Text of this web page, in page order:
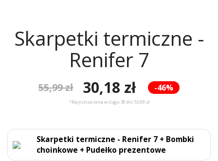
Skarpetki termiczne -
Renifer 7
-46%
55,99 zł 30,18 zł
*Najniższa cena w ciągu 30 dni 55,99 zł
Skarpetki termiczne - Renifer 7 + Bombki
choinkowe + Pudełko prezentowe